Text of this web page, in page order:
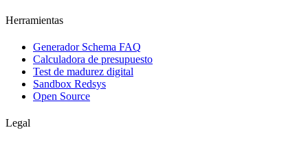
Herramientas
Generador Schema FAQ
Calculadora de presupuesto
Test de madurez digital
Sandbox Redsys
Open Source
Legal